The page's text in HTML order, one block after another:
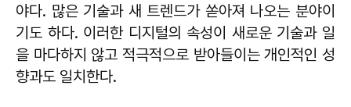
야다. 많은 기술과 새 트렌드가 쏟아져 나오는 분야이
기도 하다. 이러한 디지털의 속성이 새로운 기술과 일
을 마다하지 않고 적극적으로 받아들이는 개인적인 성
향과도 일치한다.